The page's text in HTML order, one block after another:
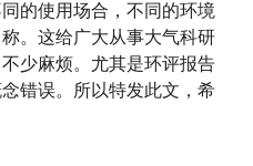
的使用场合，不同的环境
。这给广大从事大气科研
少麻烦。尤其是环评报告
错误。所以特发此文，希